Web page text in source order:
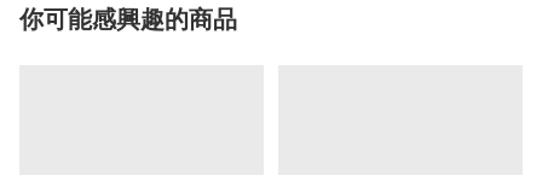
你可能感興趣的商品